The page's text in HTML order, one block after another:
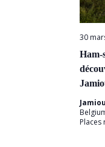
Ham-
30
Places